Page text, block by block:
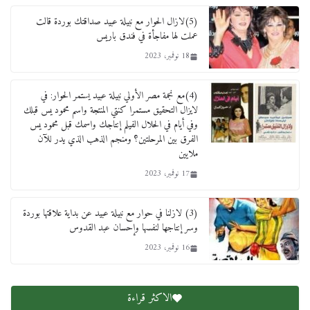
لجنة النقل والمواصلات بمجلس النواب ترسم خارطة
طريق لتطوير المنظومة .. ومصيلحي يطالب بـ«لجان
نوعية متخصصة» وربط التمويل بالإنجاز.
(5)لازال الحوار مع نبيلة عبيد صداقتك بوردة قالت
عملت لها مفاجأة في فندق باريس
18 نوفمبر، 2023
(4)مع نجمة مصر الأولي نبيلة عبيد يستمر الحوار: في
لايزال التحقيق مستمرا كنتي المنتجة واسم محمود يس قبلك
وفي أيام في الحلال الفيلم إنتاجك واسمك قبل محمود يس
الفرق بين المرحلتين؟ ومنجم الذهب الذي يدر للآن
ملايين
17 نوفمبر، 2023
(3) لازلنا في حوار مع نبيلة عبيد عن بداية علاقتها بوردة
وسر إنتاجها لنفسها وإحسان عبد القدوس
16 نوفمبر، 2023
الاكثر قراءة